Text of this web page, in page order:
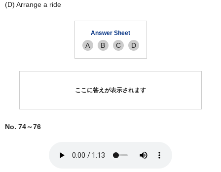
(D) Arrange a ride
Answer Sheet
A B C D
ここに答えが表示されます
No. 74～76